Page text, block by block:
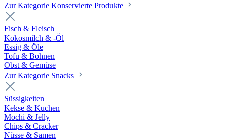
Zur Kategorie Konservierte Produkte
Fisch & Fleisch
Kokosmilch & -Öl
Essig & Öle
Tofu & Bohnen
Obst & Gemüse
Zur Kategorie Snacks
Süssigkeiten
Kekse & Kuchen
Mochi & Jelly
Chips & Cracker
Nüsse & Samen